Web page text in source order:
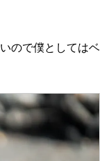
ので僕としてはベ